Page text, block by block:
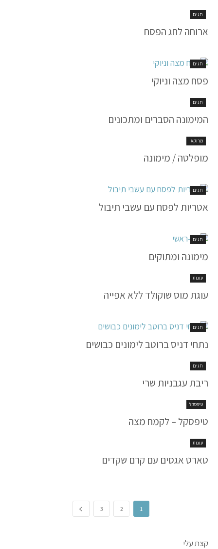
חגים
ארוחה לחג הפסח
חגים
פסח מצה וניוקי
חגים
המימונה הסברים ומתכונים
מרוקאי
מופלטה / מימונה
חגים
אטריות לפסח עם עשבי תיבול
חגים
מימונה ומתוקים
עוגות
עוגת מוס שוקולד ללא אפייה
חגים
נתחי דניס ברוטב לימונים כבושים
חגים
ריבת עגבניות שרי
טיפסקל
טיפסקל – לקמח מצה
עוגות
טארט אגסים עם קרם שקדים
1
2
3
קצת עלי